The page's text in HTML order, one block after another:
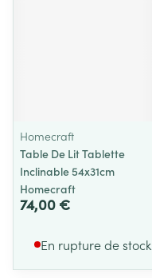
Homecraft
Table De Lit Tablette
Inclinable 54x31cm
Homecraft
74,00 €
En rupture de stock